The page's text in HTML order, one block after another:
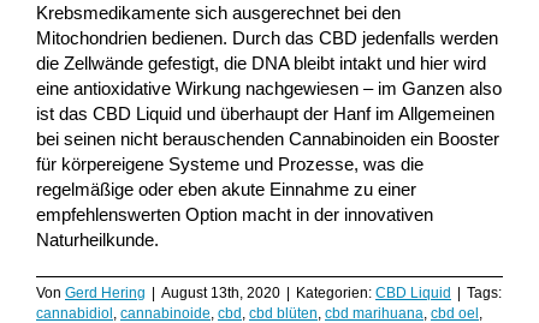
Krebsmedikamente sich ausgerechnet bei den
Mitochondrien bedienen. Durch das CBD jedenfalls werden
die Zellwände gefestigt, die DNA bleibt intakt und hier wird
eine antioxidative Wirkung nachgewiesen – im Ganzen also
ist das CBD Liquid und überhaupt der Hanf im Allgemeinen
bei seinen nicht berauschenden Cannabinoiden ein Booster
für körpereigene Systeme und Prozesse, was die
regelmäßige oder eben akute Einnahme zu einer
empfehlenswerten Option macht in der innovativen
Naturheilkunde.
Von Gerd Hering | August 13th, 2020 | Kategorien: CBD Liquid | Tags:
cannabidiol, cannabinoide, cbd, cbd blüten, cbd marihuana, cbd oel,